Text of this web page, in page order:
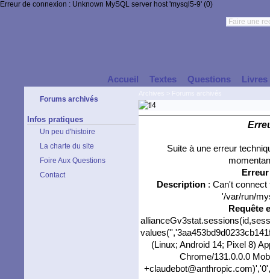
Erreur de connexion : Unknown MySQL server host 'mysql5-9' (0)
Accueil Textes Questions Livres
Forums archivés
Infos pratiques
Un peu d'histoire
La charte du site
Foire Aux Questions
Contact
Suite à une erreur
Description: Can't connect
'/var/run/
Requête
(Linux; Android 14; Pixel 8)
Chrome/131.0.0.0